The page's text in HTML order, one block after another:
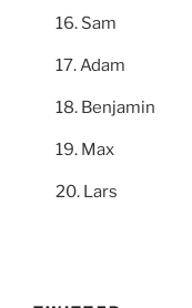
Sam
Adam
Benjamin
Max
Lars